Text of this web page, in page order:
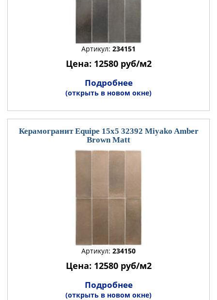
Артикул: 234151
Цена: 12580 руб/м2
Подробнее
(открыть в новом окне)
Керамогранит Equipe 15x5 32392 Miyako Amber
Brown Matt
Артикул: 234150
Цена: 12580 руб/м2
Подробнее
(открыть в новом окне)